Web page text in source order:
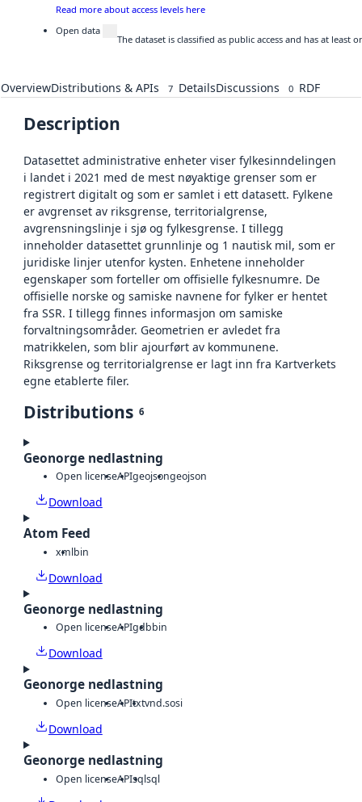
Read more about access levels here
Open data
The dataset is classified as public access and has at
OverviewDistributions & APIs 7 DetailsDiscussions 0 RDF
Description
Datasettet administrative enheter viser fylkesinndelingen
i landet i 2021 med de mest nøyaktige grenser som er
registrert digitalt og som er samlet i ett datasett. Fylkene
er avgrenset av riksgrense, territorialgrense,
avgrensningslinje i sjø og fylkesgrense. I tillegg
inneholder datasettet grunnlinje og 1 nautisk mil, som er
juridiske linjer utenfor kysten. Enhetene inneholder
egenskaper som forteller om offisielle fylkesnumre. De
offisielle norske og samiske navnene for fylker er hentet
fra SSR. I tillegg finnes informasjon om samiske
forvaltningsområder. Geometrien er avledet fra
matrikkelen, som blir ajourført av kommunene.
Riksgrense og territorialgrense er lagt inn fra Kartverkets
egne etablerte filer.
Distributions 6
Geonorge nedlastning
Open licenseAPIgeojsongeojson
Download
Atom Feed
xmlbin
Download
Geonorge nedlastning
Open licenseAPIgdbbin
Download
Geonorge nedlastning
Open licenseAPItxtvnd.sosi
Download
Geonorge nedlastning
Open licenseAPIsqlsql